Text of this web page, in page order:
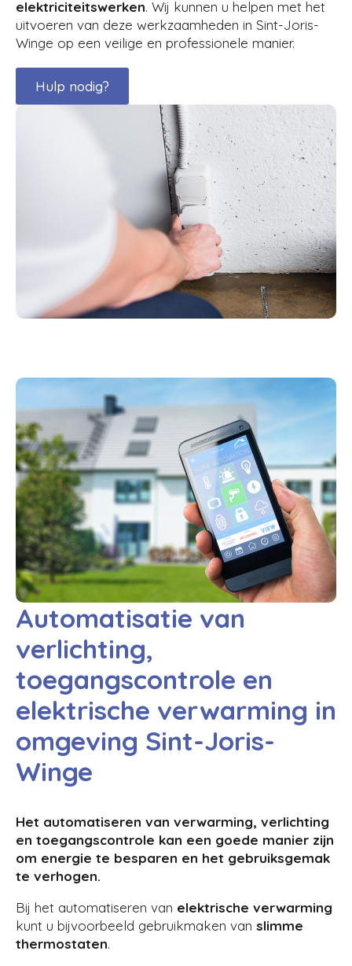
elektriciteitswerken. Wij kunnen u helpen met het
uitvoeren van deze werkzaamheden in Sint-Joris-
Winge op een veilige en professionele manier.
Hulp nodig?
Automatisatie van
verlichting,
toegangscontrole en
elektrische verwarming in
omgeving Sint-Joris-
Winge
Het automatiseren van verwarming, verlichting
en toegangscontrole kan een goede manier zijn
om energie te besparen en het gebruiksgemak
te verhogen.
Bij het automatiseren van elektrische verwarming
kunt u bijvoorbeeld gebruikmaken van slimme
thermostaten.